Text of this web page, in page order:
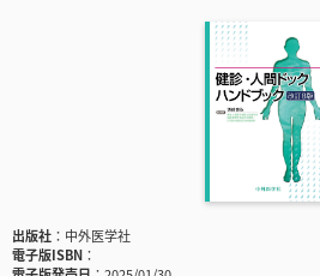
出版社
中外医学社
電子版ISBN